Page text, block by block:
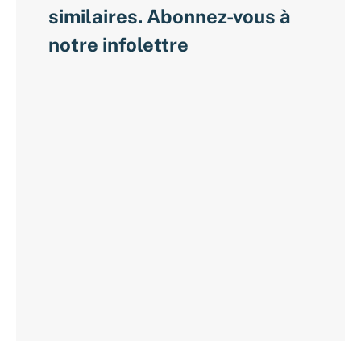
similaires. Abonnez-vous à
notre infolettre